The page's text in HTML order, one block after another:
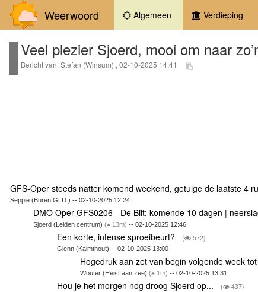
Weerwoord Algemeen (current)Verdieping
Veel plezier Sjoerd, mooi om naar
Bericht van: Stefan (Winsum) , 02-10-2025 14:41
GFS-Oper steeds natter komend weekend, getuige de laatste 4
Seppie (Buren GLD.) -- 02-10-2025 12:24
DMO Oper GFS0206 - De Bilt: komende 10 dagen |
Sjoerd (Leiden centrum)( 13m) -- 02-10-2025 12:46
Een korte, intense sproeibeurt? ( 572)
Glenn (Kalmthout) -- 02-10-2025 13:00
Hogedruk aan zet van begin volgende week
Wouter (Heist aan zee)( 1m) -- 02-10-2025 13:31
Hou je het morgen nog droog Sjoerd op... ( 437)